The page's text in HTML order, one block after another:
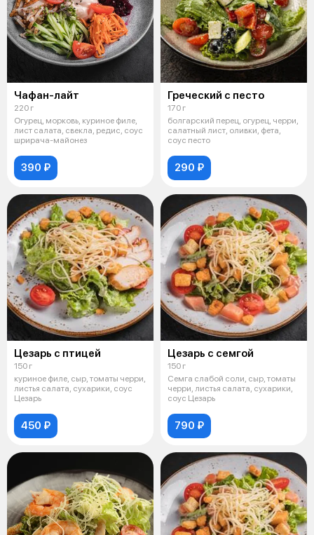
Чафан-лайт
220 г
Огурец, морковь, куриное филе,
лист салата, свекла, редис, соус
шрирача-майонез
390 ₽
Греческий с песто
170 г
болгарский перец, огурец, черри,
салатный лист, оливки, фета,
соус песто
290 ₽
Цезарь с птицей
150 г
куриное филе, сыр, томаты черри,
листья салата, сухарики, соус
Цезарь
450 ₽
Цезарь с семгой
150 г
Семга слабой соли, сыр, томаты
черри, листья салата, сухарики,
соус Цезарь
790 ₽